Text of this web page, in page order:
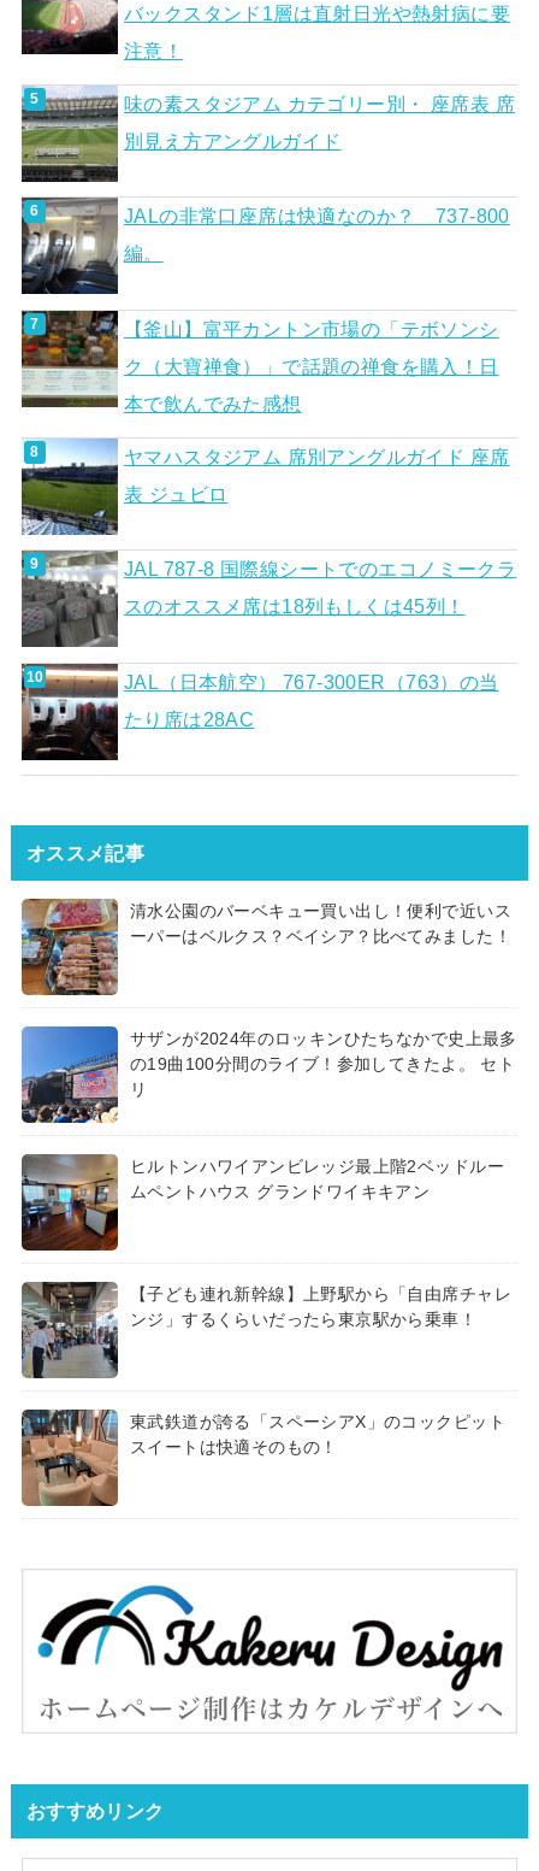
バックスタンド1層は直射日光や熱射病に要
注意！
味の素スタジアム カテゴリー別・ 座席表 席
別見え方アングルガイド
JALの非常口座席は快適なのか？ 737-800
編。
【釜山】富平カントン市場の「テボソンシ
ク（大寶禅食）」で話題の禅食を購入！日
本で飲んでみた感想
ヤマハスタジアム 席別アングルガイド 座席
表 ジュビロ
JAL 787-8 国際線シートでのエコノミークラ
スのオススメ席は18列もしくは45列！
JAL（日本航空） 767-300ER（763）の当
たり席は28AC
オススメ記事
清水公園のバーベキュー買い出し！便利で近いス
ーパーはベルクス？ベイシア？比べてみました！
サザンが2024年のロッキンひたちなかで史上最多
の19曲100分間のライブ！参加してきたよ。 セト
リ
ヒルトンハワイアンビレッジ最上階2ベッドルー
ムペントハウス グランドワイキキアン
【子ども連れ新幹線】上野駅から「自由席チャレ
ンジ」するくらいだったら東京駅から乗車！
東武鉄道が誇る「スペーシアX」のコックピット
スイートは快適そのもの！
おすすめリンク